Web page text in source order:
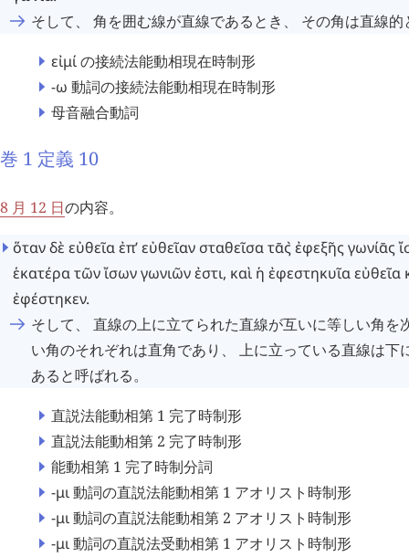
そして、 角を囲む線が直線であるとき、 その角は直線
εἰμίの接続法能動相現在時制形
-ω 動詞の接続法能動相現在時制形
母音融合動詞
巻 1 定義 10
8 月 12 日の内容。
ὅτανδὲ εὐθεῖαἐπ’εὐθεῖαν σταθεῖσατᾱ`
ς ἐφεξῆς γωνίᾱς
ἑκατέρατῶνἴσωνγωνιῶνἐστι, καὶ ἡ ἐφεστηκυῖαεὐθεῖα
ἐφέστηκεν.
そして、 直線の上に立てられた直線が互いに等しい角を
い角のそれぞれは直角であり、 上に立っている直線は下
あると呼ばれる。
直説法能動相第 1 完了時制形
直説法能動相第 2 完了時制形
能動相第 1 完了時制分詞
-μι動詞の直説法能動相第 1 アオリスト時制形
-μι動詞の直説法能動相第 2 アオリスト時制形
-μι動詞の直説法受動相第 1 アオリスト時制形